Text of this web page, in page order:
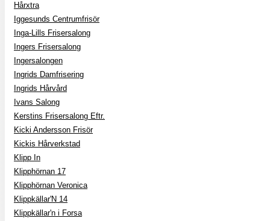
Hårxtra
Iggesunds Centrumfrisör
Inga-Lills Frisersalong
Ingers Frisersalong
Ingersalongen
Ingrids Damfrisering
Ingrids Hårvård
Ivans Salong
Kerstins Frisersalong Eftr.
Kicki Andersson Frisör
Kickis Hårverkstad
Klipp In
Klipphörnan 17
Klipphörnan Veronica
Klippkällar'N 14
Klippkällar'n i Forsa